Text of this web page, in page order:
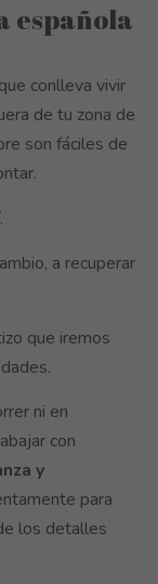
española
conlleva vivir
de tu zona de
son fáciles de
a recuperar
que iremos
ni en
con
y
para
los detalles